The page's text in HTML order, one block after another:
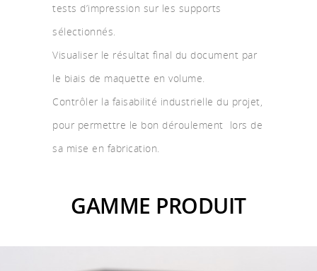
tests d’impression sur les supports
sélectionnés.
Visualiser le résultat final du document par
le biais de maquette en volume.
Contrôler la faisabilité industrielle du projet,
pour permettre le bon déroulement lors de
sa mise en fabrication.
GAMME PRODUIT